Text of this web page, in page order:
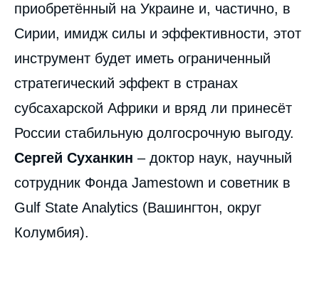
приобретённый на Украине и, частично, в
Сирии, имидж силы и эффективности, этот
инструмент будет иметь ограниченный
стратегический эффект в странах
субсахарской Африки и вряд ли принесёт
России стабильную долгосрочную выгоду.
Сергей Суханкин – доктор наук, научный
сотрудник Фонда Jamestown и советник в
Gulf State Analytics (Вашингтон, округ
Колумбия).
Sergey SUKHANKIN, « Российские
частные военные компании в
субсахарской Африке: роль,
преимущества и ограничения », Статьи,
2020.
Копировать